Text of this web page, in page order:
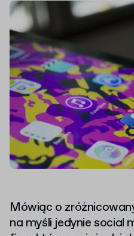
Mówiąc o
na myśli jedynie social